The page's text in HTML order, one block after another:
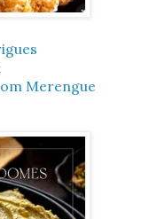
Merengue